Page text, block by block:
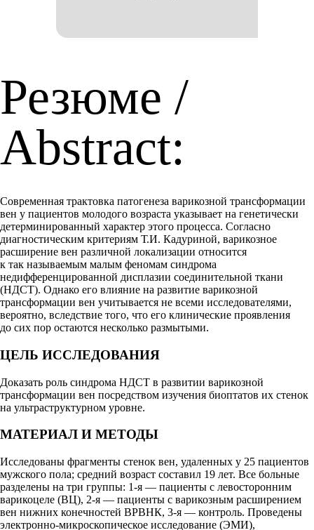
Резюме /
Abstract:
Современная трактовка патогенеза варикозной трансформации
вен у пациентов молодого возраста указывает на генетически
детерминированный характер этого процесса. Согласно
диагностическим критериям Т.И. Кадуриной, варикозное
расширение вен различной локализации относится
к так называемым малым феномам синдрома
недифференцированной дисплазии соединительной ткани
(НДСТ). Однако его влияние на развитие варикозной
трансформации вен учитывается не всеми исследователями,
вероятно, вследствие того, что его клинические проявления
до сих пор остаются несколько размытыми.
ЦЕЛЬ ИССЛЕДОВАНИЯ
Доказать роль синдрома НДСТ в развитии варикозной
трансформации вен посредством изучения биоптатов их стенок
на ультраструктурном уровне.
МАТЕРИАЛ И МЕТОДЫ
Исследованы фрагменты стенок вен, удаленных у 25 пациентов
мужского пола; средний возраст составил 19 лет. Все больные
разделены на три группы: 1-я — пациенты с левосторонним
варикоцеле (ВЦ), 2-я — пациенты с варикозным расширением
вен нижних конечностей ВРВНК, 3-я — контроль. Проведены
электронно-микроскопическое исследование (ЭМИ),